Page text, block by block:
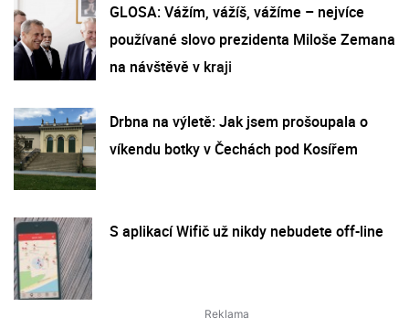
GLOSA: Vážím, vážíš, vážíme – nejvíce
používané slovo prezidenta Miloše Zemana
na návštěvě v kraji
Drbna na výletě: Jak jsem prošoupala o
víkendu botky v Čechách pod Kosířem
S aplikací Wifič už nikdy nebudete off-line